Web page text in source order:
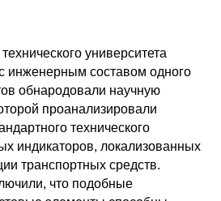
университета
инженерным составом одного
обнародовали научную
проанализировали
технического
индикаторов, локализованных
транспортных средств.
что подобные